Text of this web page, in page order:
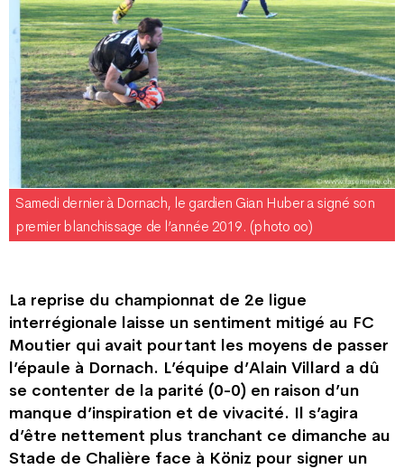
Samedi dernier à Dornach, le gardien Gian Huber a signé son
premier blanchissage de l’année 2019. (photo oo)
La reprise du championnat de 2e ligue
interrégionale laisse un sentiment mitigé au FC
Moutier qui avait pourtant les moyens de passer
l’épaule à Dornach. L’équipe d’Alain Villard a dû
se contenter de la parité (0-0) en raison d’un
manque d’inspiration et de vivacité. Il s’agira
d’être nettement plus tranchant ce dimanche au
Stade de Chalière face à Köniz pour signer un